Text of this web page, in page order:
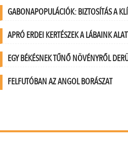
GABONAPOPULÁCIÓK: BIZTOSÍTÁS A
APRÓ ERDEI KERTÉSZEK A LÁBAINK
EGY BÉKÉSNEK TŰNŐ NÖVÉNYRŐL
FELFUTÓBAN AZ ANGOL BORÁSZAT